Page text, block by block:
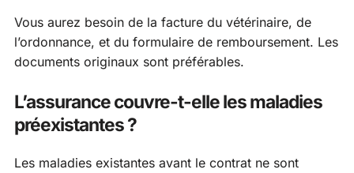
Vous aurez besoin de la facture du vétérinaire, de
l’ordonnance, et du formulaire de remboursement. Les
documents originaux sont préférables.
L’assurance couvre-t-elle les maladies
préexistantes ?
Les maladies existantes avant le contrat ne sont